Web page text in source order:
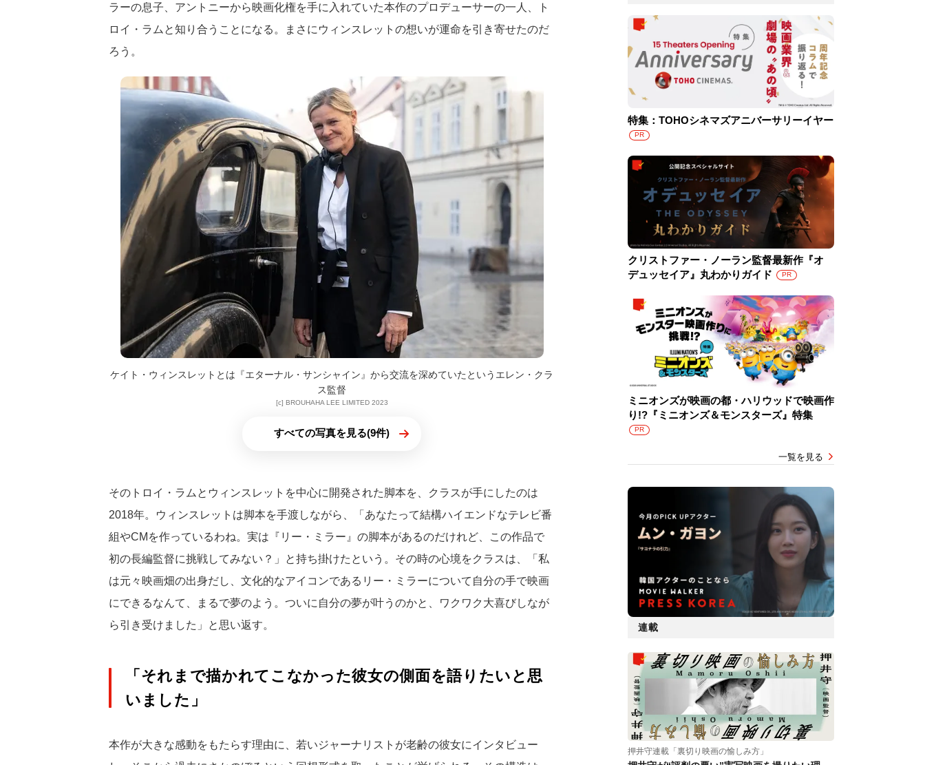
ラーの息子、アントニーから映画化権を手に入れていた本作のプロデューサーの一人、ト
ロイ・ラムと知り合うことになる。まさにウィンスレットの想いが運命を引き寄せたのだ
ろう。
ケイト・ウィンスレットとは『エターナル・サンシャイン』から交流を深めていたというエレン・クラ
ス監督
[c] BROUHAHA LEE LIMITED 2023
すべての写真を見る(9件)
そのトロイ・ラムとウィンスレットを中心に開発された脚本を、クラスが手にしたのは
2018年。ウィンスレットは脚本を手渡しながら、「あなたって結構ハイエンドなテレビ番
組やCMを作っているわね。実は『リー・ミラー』の脚本があるのだけれど、この作品で
初の長編監督に挑戦してみない？」と持ち掛けたという。その時の心境をクラスは、「私
は元々映画畑の出身だし、文化的なアイコンであるリー・ミラーについて自分の手で映画
にできるなんて、まるで夢のよう。ついに自分の夢が叶うのかと、ワクワク大喜びしなが
ら引き受けました」と思い返す。
「それまで描かれてこなかった彼女の側面を語りたいと思
いました」
本作が大きな感動をもたらす理由に、若いジャーナリストが老齢の彼女にインタビュー
特集：TOHOシネマズアニバーサリーイヤー
PR
クリストファー・ノーラン監督最新作『オ
デュッセイア』丸わかりガイド
PR
ミニオンズが映画の都・ハリウッドで映画作
り!?『ミニオンズ＆モンスターズ』特集
PR
一覧を見る
連載
押井守連載「裏切り映画の愉しみ方」